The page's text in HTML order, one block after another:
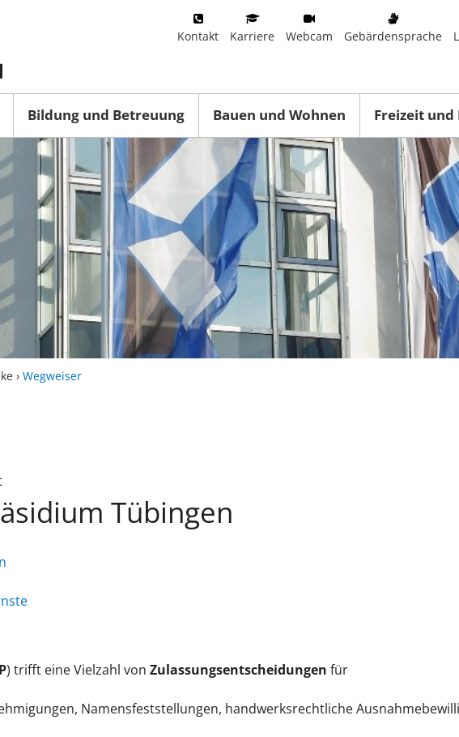
Kontakt Karriere Webcam Gebärdensprache
Bildung und Betreuung Bauen und Wohnen Freizeit
› Wegweiser
Tübingen
) trifft eine Vielzahl von Zulassungsentscheidungen für
Namensfeststellungen, handwerksrechtliche